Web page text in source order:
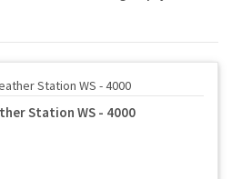
Station WS - 4000